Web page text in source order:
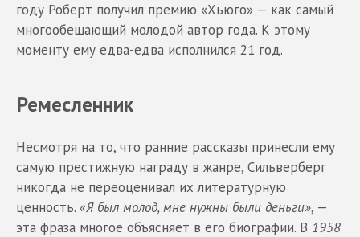
году Роберт получил премию «Хьюго» — как самый
многообещающий молодой автор года. К этому
моменту ему едва-едва исполнился 21 год.
Ремесленник
Несмотря на то, что ранние рассказы принесли ему
самую престижную награду в жанре, Сильверберг
никогда не переоценивал их литературную
ценность. «Я был молод, мне нужны были деньги», —
эта фраза многое объясняет в его биографии. В 1958